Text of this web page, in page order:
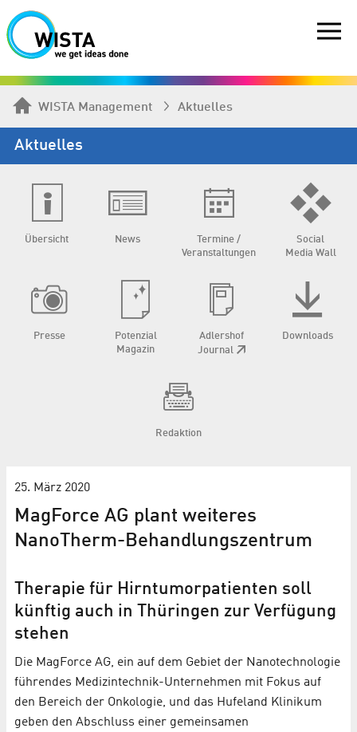
WISTA Management Aktuelles
Aktuelles
Übersicht News
Termine /
Veranstaltungen
Social
Media Wall
Presse
Potenzial
Magazin
Adlershof
Journal
Downloads
Redaktion
25. März 2020
MagForce AG plant weiteres
NanoTherm-Behandlungs­zentrum
Therapie für Hirntumor­patienten soll
künftig auch in Thüringen zur Verfügung
stehen
Die MagForce AG, ein auf dem Gebiet der Nanotechnologie
führendes Medizintechnik-Unternehmen mit Fokus auf
den Bereich der Onkologie, und das Hufeland Klinikum
geben den Abschluss einer gemeinsamen